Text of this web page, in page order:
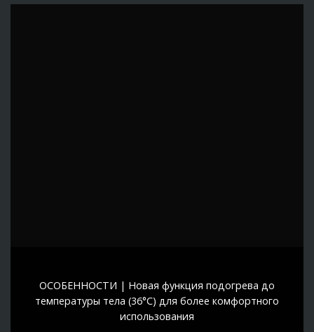
ОСОБЕННОСТИ | Новая функция подогрева до
температуры тела (36°C) для более комфортного
использования